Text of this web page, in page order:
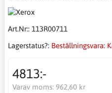
Art.Nr:: 113R00711
Lagerstatus?: Beställningsvara:
4813:-
Varav moms: 962,60 kr